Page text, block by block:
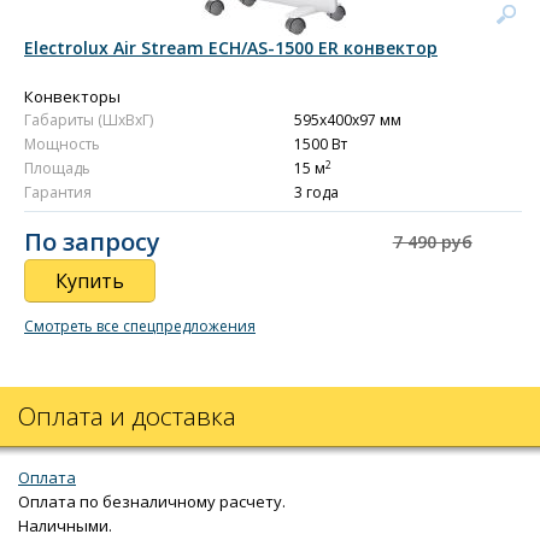
Electrolux Air Stream ECH/AS-1500 ER конвектор
Конвекторы
Габариты (ШxВxГ)
595x400x97 мм
Мощность
1500 Вт
Площадь
15 м2
Гарантия 3 года
По запросу 7 490 руб
Купить
Смотреть все спецпредложения
Оплата и доставка
Оплата
Оплата по безналичному расчету.
Наличными.